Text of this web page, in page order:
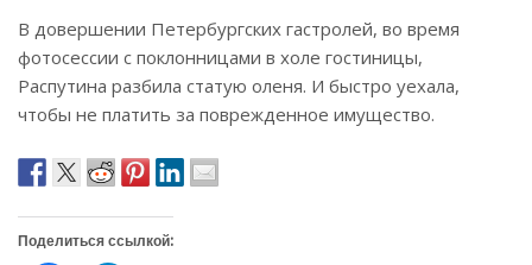
В довершении Петербургских гастролей, во время
фотосессии с поклонницами в холе гостиницы,
Распутина разбила статую оленя. И быстро уехала,
чтобы не платить за поврежденное имущество.
Поделиться ссылкой: